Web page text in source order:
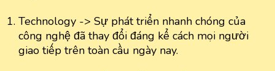
Technology -> Sự phát triển nhanh chóng của
công nghệ đã thay đổi đáng kể cách mọi người
giao tiếp trên toàn cầu ngày nay.